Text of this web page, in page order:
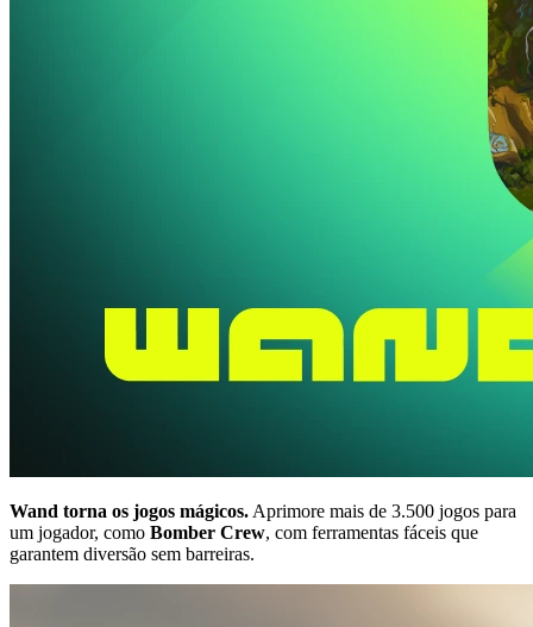
Wand torna os jogos mágicos. Aprimore mais de 3.500 jogos para
um jogador, como Bomber Crew, com ferramentas fáceis que
garantem diversão sem barreiras.